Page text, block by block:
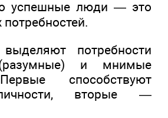
успешные люди — это
потребности
и мнимые
способствуют
вторые —